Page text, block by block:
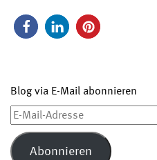
Blog via E-Mail abonnieren
E-
Mail-
Adresse
Abonnieren